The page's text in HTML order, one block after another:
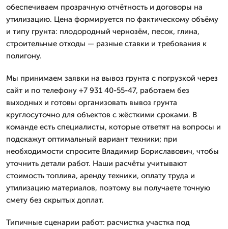
обеспечиваем прозрачную отчётность и договоры на
утилизацию. Цена формируется по фактическому объёму
и типу грунта: плодородный чернозём, песок, глина,
строительные отходы — разные ставки и требования к
полигону.
Мы принимаем заявки на вывоз грунта с погрузкой через
сайт и по телефону +7 931 40-55-47, работаем без
выходных и готовы организовать вывоз грунта
круглосуточно для объектов с жёсткими сроками. В
команде есть специалисты, которые ответят на вопросы и
подскажут оптимальный вариант техники; при
необходимости спросите Владимир Бориславович, чтобы
уточнить детали работ. Наши расчёты учитывают
стоимость топлива, аренду техники, оплату труда и
утилизацию материалов, поэтому вы получаете точную
смету без скрытых доплат.
Типичные сценарии работ: расчистка участка под